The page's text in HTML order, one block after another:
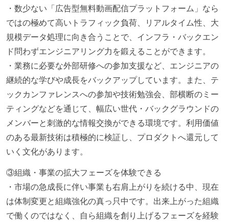
・数少ない「広告型無料動画配信プラットフォーム」なら
ではの極めて高いトラフィック負荷、リアルタイム性、大
規模データ処理に向き合うことで、インフラ・バックエン
ド問わずエンジニアリング力を鍛えることができます。
・業務に必要な外部研修への参加支援など、エンジニアの
継続的な学びや成長をバックアップしています。また、テ
ックカンファレンスへの参加や技術勉強会、部横断のミー
ティングなどを通じて、幅広い世代・バックグラウンドの
メンバーと刺激的な情報交換ができる環境です。利用価値
のある最新技術は積極的に検証し、プロダクトへ還元して
いく文化があります。
③組織・事業の拡大フェーズを体験できる
・市場の急成長に伴い事業も右肩上がりを続ける中、現在
は体制変更と組織強化の真っ只中です。出来上がった組織
で働くのではなく、自ら組織を創り上げるフェーズを経験